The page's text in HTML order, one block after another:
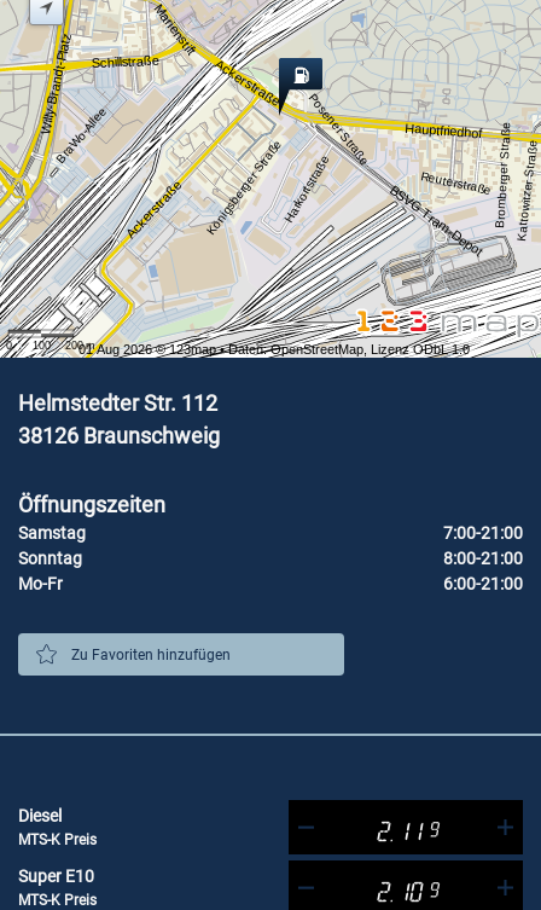
Ackerstraße
Marienstift
BSVG Tram-Depot
Hauptfriedhof
Willy-Brandt-Platz Schillstraße
Ackerstraße Kattowitzer Straße
Bromberger Straße
Reuterstraße
Königsberger StraßeHarkortstraße
Posener Straße
BraWo-Allee
0 100 200 m
01 Aug 2026 ©123map• Daten:OpenStreetMap Lizenz ODbL 1.0
Helmstedter Str. 112
38126 Braunschweig
Öffnungszeiten
Samstag
7:00-21:00
Sonntag
8:00-21:00
Mo-Fr
6:00-21:00
Zu Favoriten hinzufügen
Diesel
MTS-K Preis 2.11 9
Super E10
MTS-K Preis 2.10 9